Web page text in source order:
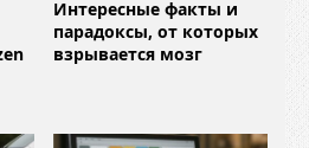
Интересные факты и
парадоксы, от которых
взрывается мозг